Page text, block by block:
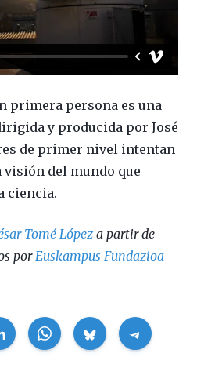
primera persona es una
y producida por José
de primer nivel intentan
del mundo que
ciencia.
Tomé López a partir de
por Euskampus Fundazioa